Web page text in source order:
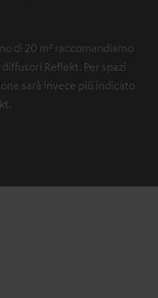
di 20 m² raccomandiamo
Reflekt. Per spazi
sarà invece più indicato